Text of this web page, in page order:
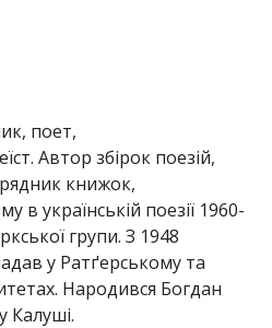
поет,
Автор збірок поезій,
книжок,
в українській поезії 1960-
групи. З 1948
у Ратґерському та
Народився Богдан
Калуші.